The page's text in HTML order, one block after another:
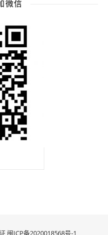
微信
闽ICP备2020018568号-1